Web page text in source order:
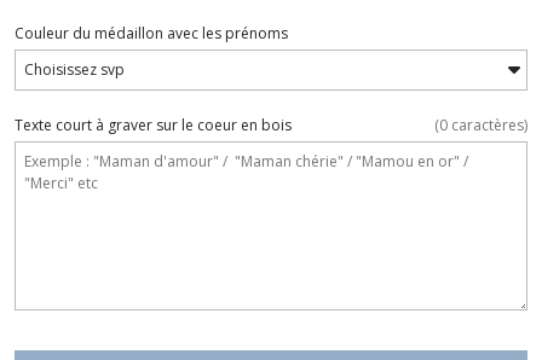
Couleur du médaillon avec les prénoms
Texte court à graver sur le coeur en bois (0 caractères)